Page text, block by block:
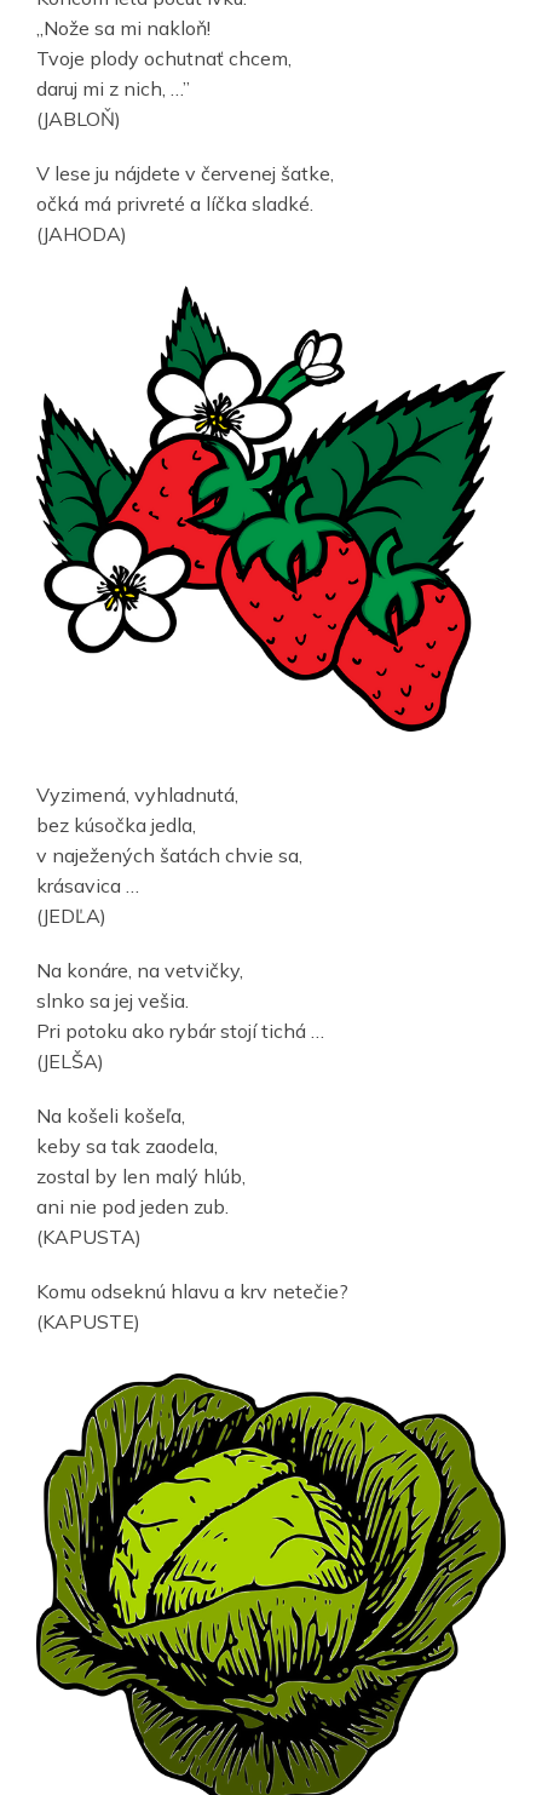
„Nože sa mi nakloň!
Tvoje plody ochutnať chcem,
daruj mi z nich, …”
(JABLOŇ)
V lese ju nájdete v červenej šatke,
očká má privreté a líčka sladké.
(JAHODA)
Vyzimená, vyhladnutá,
bez kúsočka jedla,
v naježených šatách chvie sa,
krásavica …
(JEDĽA)
Na konáre, na vetvičky,
slnko sa jej vešia.
Pri potoku ako rybár stojí tichá …
(JELŠA)
Na košeli košeľa,
keby sa tak zaodela,
zostal by len malý hlúb,
ani nie pod jeden zub.
(KAPUSTA)
Komu odseknú hlavu a krv netečie?
(KAPUSTE)